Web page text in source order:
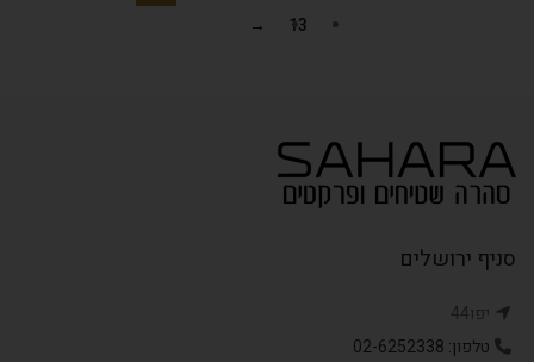
13
→
סניף ירושלים
יפו44
טלפון: 02-6252338